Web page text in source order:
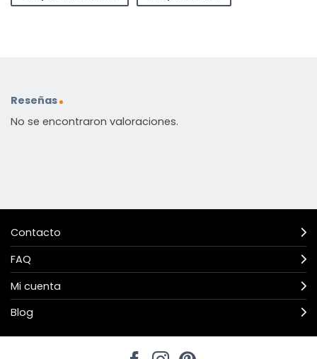
Reseñas
No se encontraron valoraciones.
Contacto
FAQ
Mi cuenta
Blog